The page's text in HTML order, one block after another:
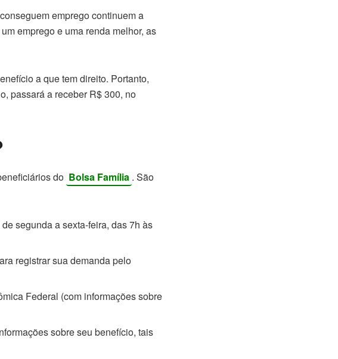
emprego continuem a
emprego e uma renda melhor, as
a que tem direito. Portanto,
passará a receber R$ 300, no
do Bolsa Família . São
segunda a sexta-feira, das 7h às
registrar sua demanda pelo
Federal (com informações sobre
sobre seu benefício, tais